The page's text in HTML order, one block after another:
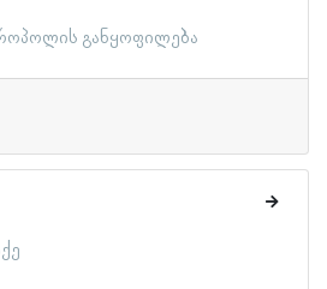
განყოფილება